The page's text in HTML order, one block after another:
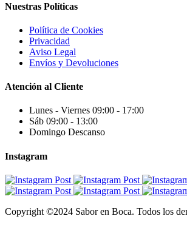
Nuestras Políticas
Política de Cookies
Privacidad
Aviso Legal
Envíos y Devoluciones
Atención al Cliente
Lunes - Viernes 09:00 - 17:00
Sáb 09:00 - 13:00
Domingo Descanso
Instagram
Copyright ©2024 Sabor en Boca. Todos los